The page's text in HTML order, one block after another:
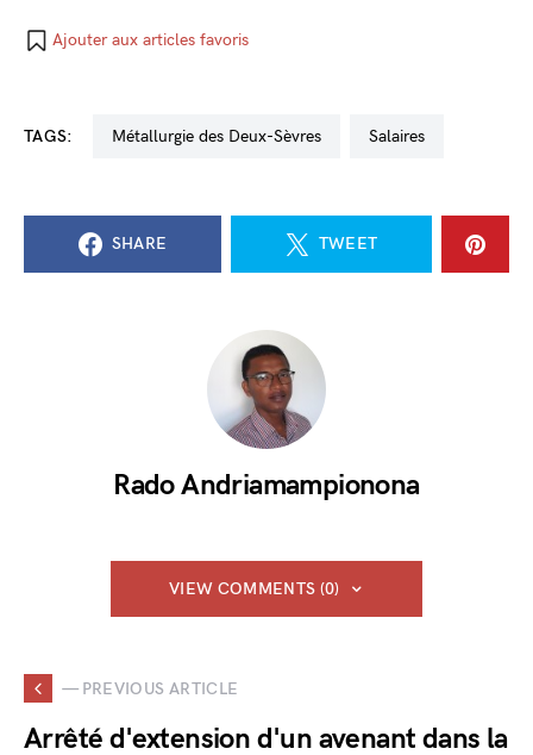
Ajouter aux articles favoris
TAGS: métallurgie des Deux-Sèvres salaires
SHARE TWEET
Rado Andriamampionona
VIEW COMMENTS (0)
— PREVIOUS ARTICLE
Arrêté d'extension d'un avenant dans la